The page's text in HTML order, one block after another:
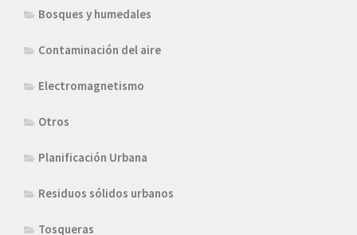
Bosques y humedales
Contaminación del aire
Electromagnetismo
Otros
Planificación Urbana
Residuos sólidos urbanos
Tosqueras